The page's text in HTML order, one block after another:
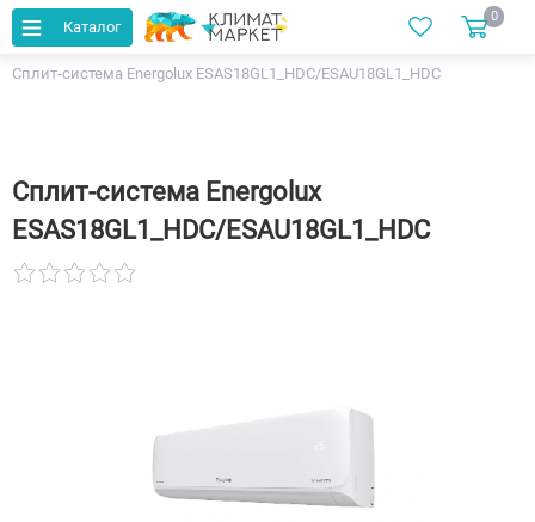
Каталог
0
Главная Каталог
Кондиционеры
Сплит-система Energolux ESAS18GL1_HDC/ESAU18GL1_HDC
Сплит-система Energolux
ESAS18GL1_HDC/ESAU18GL1_HDC